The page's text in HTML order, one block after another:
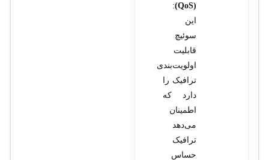
(QoS)
:
این
سوئیچ
قابلیت
اولویت‌بندی
ترافیک را
دارد که
اطمینان
می‌دهد
ترافیک
حساس